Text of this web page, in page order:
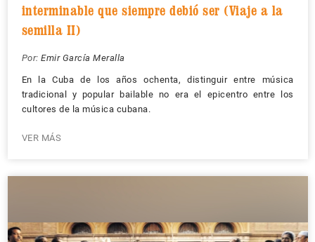
interminable que siempre debió ser (Viaje a la
semilla II)
Por: Emir García Meralla
En la Cuba de los años ochenta, distinguir entre música
tradicional y popular bailable no era el epicentro entre los
cultores de la música cubana.
VER MÁS